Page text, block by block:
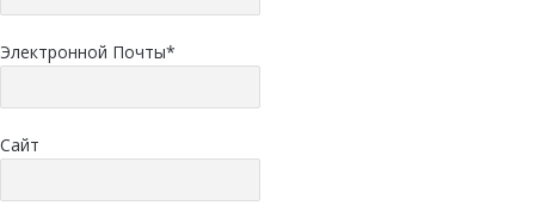
Электронной Почты*
Сайт